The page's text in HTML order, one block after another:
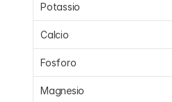
Potassio
Calcio
Fosforo
Magnesio